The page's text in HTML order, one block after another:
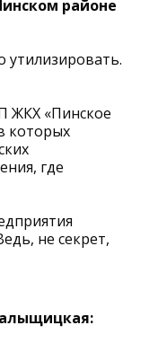
районе
утилизировать.
ЖКХ «Пинское
которых
где
не секрет,